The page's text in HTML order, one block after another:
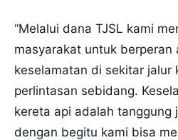
“Melalui dana TJSL kami
masyarakat untuk berperan
keselamatan di sekitar jalur
perlintasan sebidang.
kereta api adalah tanggung
dengan begitu kami bisa